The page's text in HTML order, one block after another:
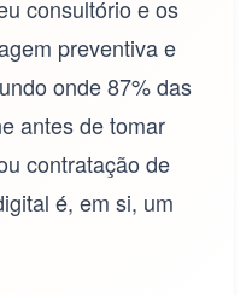
consultório e os
preventiva e
onde 87% das
antes de tomar
contratação de
é, em si, um